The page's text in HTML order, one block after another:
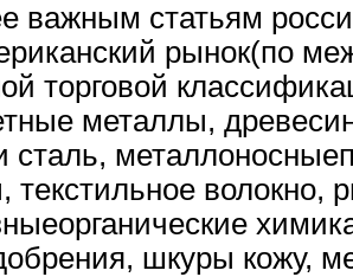
важным статьям
рынок(по
торговой
металлы,
сталь,
текстильное волокно,
шкуры кожу,